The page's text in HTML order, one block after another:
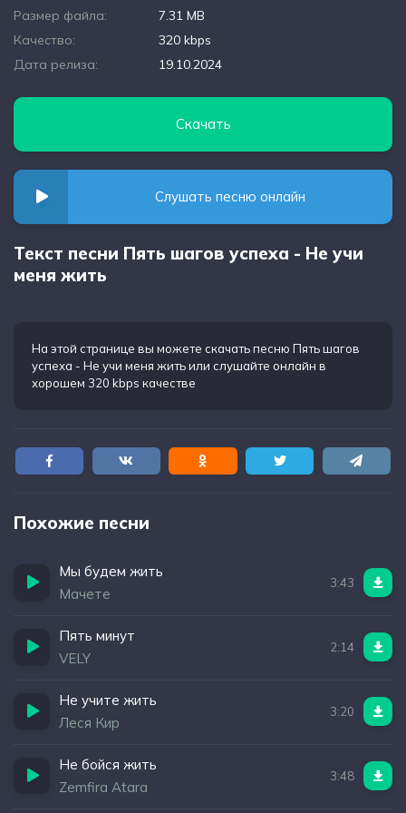
Размер файла:
7.31 MB
Качество:
320 kbps
Дата релиза:
19.10.2024
Скачать
Слушать песню онлайн
Текст песни Пять шагов успеха - Не учи
меня жить
На этой странице вы можете скачать песню Пять шагов
успеха - Не учи меня житьили слушайте онлайн в
хорошем 320 kbps качестве
Похожие песни
Мы будем жить
Мачете
3:43
Пять минут
VELY
2:14
Не учите жить
Леся Кир
3:20
Не бойся жить
Zemfira Atara
3:48